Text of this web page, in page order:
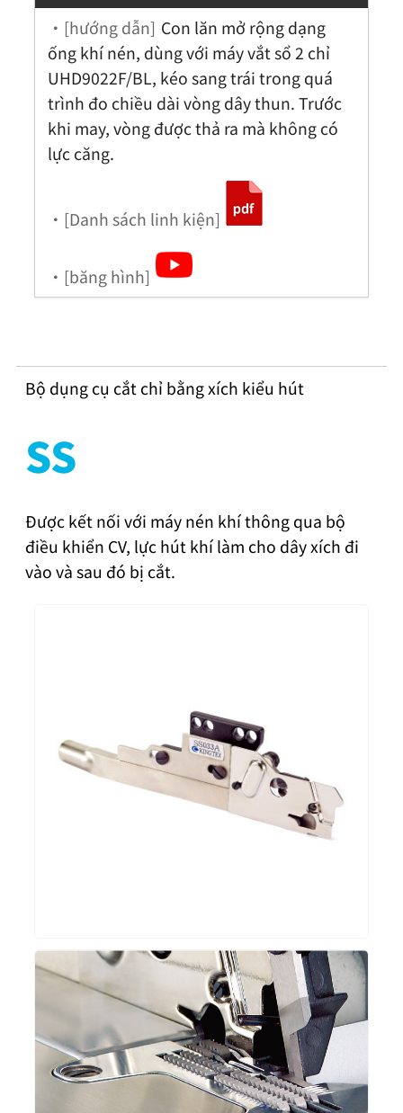
・[hướng dẫn] Con lăn mở rộng dạng
ống khí nén, dùng với máy vắt sổ 2 chỉ
UHD9022F/BL, kéo sang trái trong quá
trình đo chiều dài vòng dây thun. Trước
khi may, vòng được thả ra mà không có
lực căng.
・[Danh sách linh kiện]
・[băng hình]
Bộ dụng cụ cắt chỉ bằng xích kiểu hút
SS
Được kết nối với máy nén khí thông qua bộ
điều khiển CV, lực hút khí làm cho dây xích đi
vào và sau đó bị cắt.